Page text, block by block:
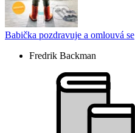
Babička pozdravuje a omlouvá se
Fredrik Backman